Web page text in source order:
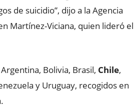
de suicidio”, dijo a la Agencia
Martínez-Viciana, quien lideró el
Bolivia, Brasil, Chile,
y Uruguay, recogidos en